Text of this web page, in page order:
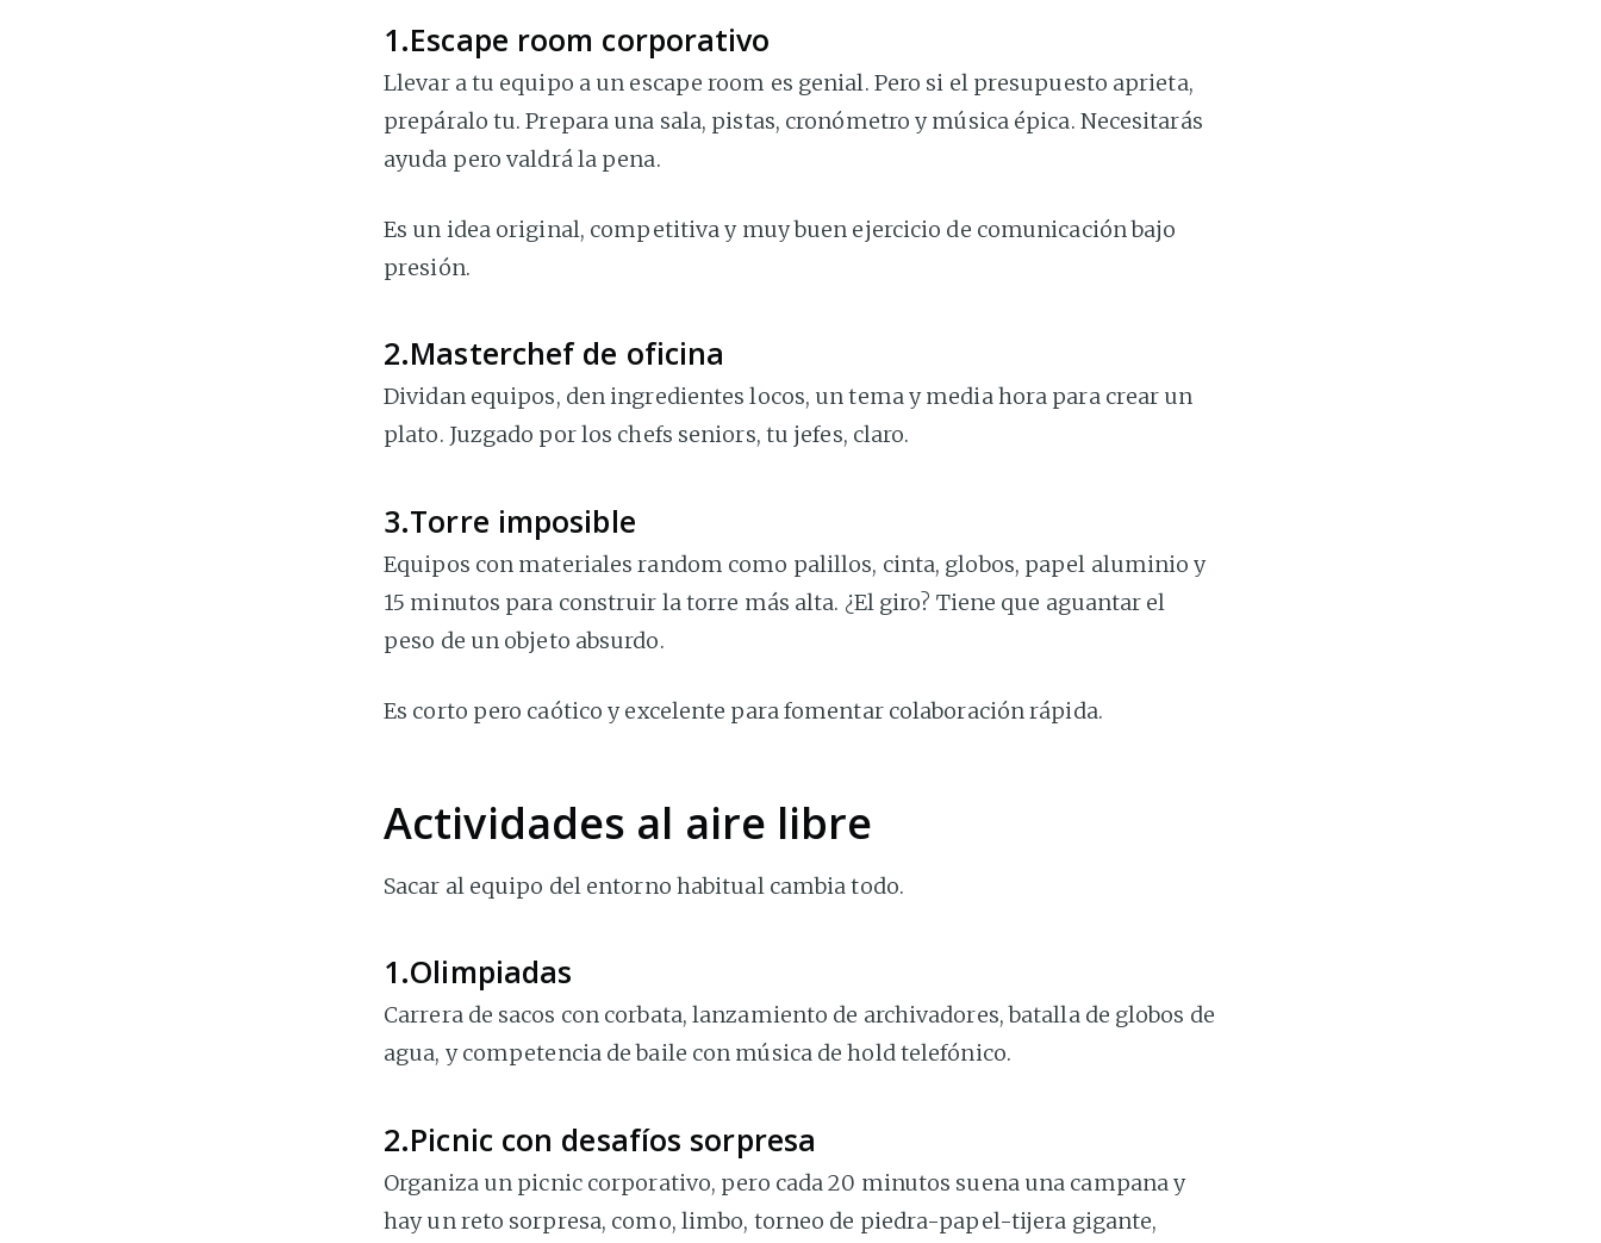
1.Escape room corporativo
Llevar a tu equipo a un escape room es genial. Pero si el presupuesto aprieta,
prepáralo tu. Prepara una sala, pistas, cronómetro y música épica. Necesitarás
ayuda pero valdrá la pena.
Es un idea original, competitiva y muy buen ejercicio de comunicación bajo
presión.
2.Masterchef de oficina
Dividan equipos, den ingredientes locos, un tema y media hora para crear un
plato. Juzgado por los chefs seniors, tu jefes, claro.
3.Torre imposible
Equipos con materiales random como palillos, cinta, globos, papel aluminio y
15 minutos para construir la torre más alta. ¿El giro? Tiene que aguantar el
peso de un objeto absurdo.
Es corto pero caótico y excelente para fomentar colaboración rápida.
Actividades al aire libre
Sacar al equipo del entorno habitual cambia todo.
1.Olimpiadas
Carrera de sacos con corbata, lanzamiento de archivadores, batalla de globos de
agua, y competencia de baile con música de hold telefónico.
2.Picnic con desafíos sorpresa
Organiza un picnic corporativo, pero cada 20 minutos suena una campana y
hay un reto sorpresa, como, limbo, torneo de piedra-papel-tijera gigante,